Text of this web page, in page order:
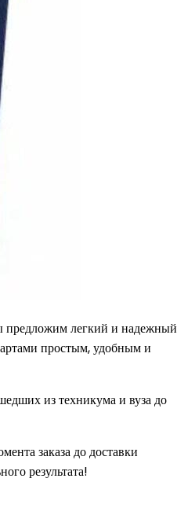
предложим легкий и надежный
простым, удобным и
из техникума и вуза до
заказа до доставки
результата!